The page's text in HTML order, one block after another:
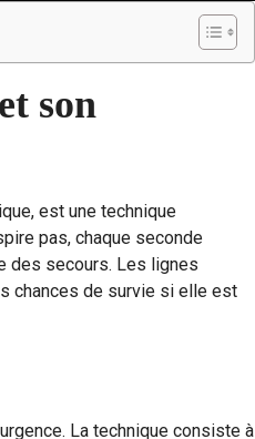
son
est une technique
pas, chaque seconde
des secours. Les lignes
chances de survie si elle est
La technique consiste à